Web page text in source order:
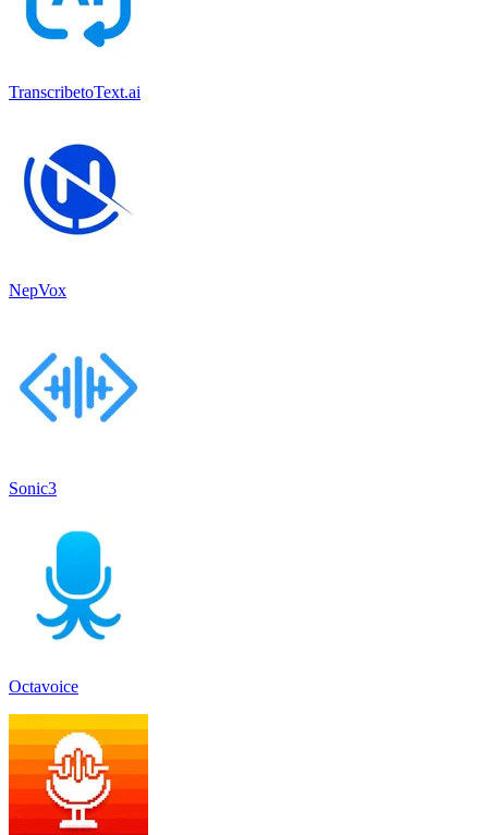
TranscribetoText.ai
NepVox
Sonic3
Octavoice